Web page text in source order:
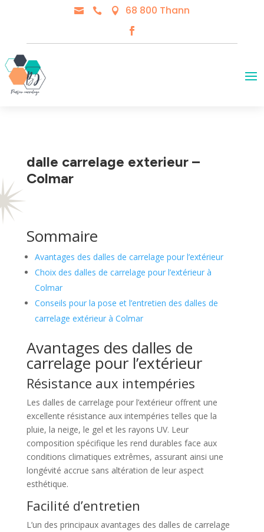
   68 800 Thann
dalle carrelage exterieur –
Colmar
Sommaire
Avantages des dalles de carrelage pour l’extérieur
Choix des dalles de carrelage pour l’extérieur à
Colmar
Conseils pour la pose et l’entretien des dalles de
carrelage extérieur à Colmar
Avantages des dalles de
carrelage pour l’extérieur
Résistance aux intempéries
Les dalles de carrelage pour l’extérieur offrent une
excellente résistance aux intempéries telles que la
pluie, la neige, le gel et les rayons UV. Leur
composition spécifique les rend durables face aux
conditions climatiques extrêmes, assurant ainsi une
longévité accrue sans altération de leur aspect
esthétique.
Facilité d’entretien
L’un des principaux avantages des dalles de carrelage